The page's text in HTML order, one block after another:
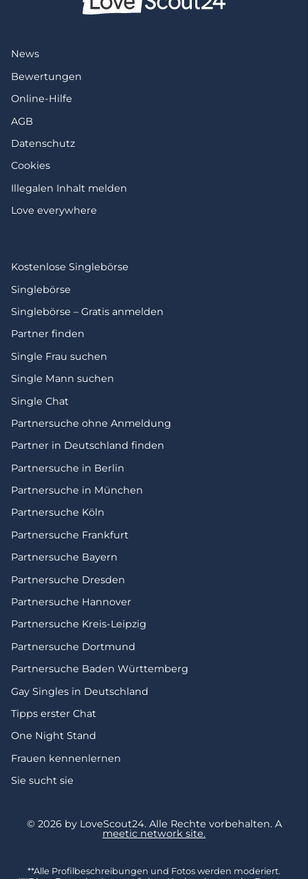
News
Bewertungen
Online-Hilfe
AGB
Datenschutz
Cookies
Illegalen Inhalt melden
Love everywhere
Kostenlose Singlebörse
Singlebörse
Singlebörse – Gratis anmelden
Partner finden
Single Frau suchen
Single Mann suchen
Single Chat
Partnersuche ohne Anmeldung
Partner in Deutschland finden
Partnersuche in Berlin
Partnersuche in München
Partnersuche Köln
Partnersuche Frankfurt
Partnersuche Bayern
Partnersuche Dresden
Partnersuche Hannover
Partnersuche Kreis-Leipzig
Partnersuche Dortmund
Partnersuche Baden Württemberg
Gay Singles in Deutschland
Tipps erster Chat
One Night Stand
Frauen kennenlernen
Sie sucht sie
© 2026 by LoveScout24. Alle Rechte vorbehalten. A
meetic network site.
**Alle Profilbeschreibungen und Fotos werden moderiert.